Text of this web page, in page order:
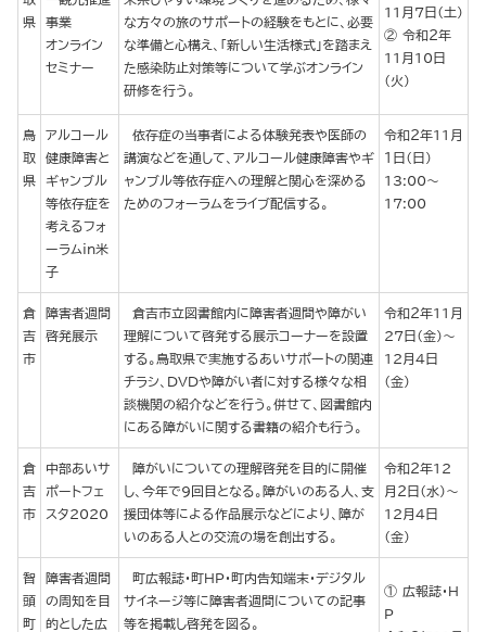
県
事業
オンライン
セミナー
な方々の旅のサポートの経験をもとに、必要
な準備と心構え、「新しい生活様式」を踏まえ
た感染防止対策等について学ぶオンライン
研修を行う。
11月７日（土）
令和２年
11月10日
（火）
鳥
取
県
アルコール
健康障害と
ギャンブル
等依存症を
考えるフォ
ーラムin米
子
依存症の当事者による体験発表や医師の
講演などを通して、アルコール健康障害やギ
ャンブル等依存症への理解と関心を深める
ためのフォーラムをライブ配信する。
令和２年11月
１日（日）
13:00～
17:00
倉
吉
市
障害者週間
啓発展示
倉吉市立図書館内に障害者週間や障がい
理解について啓発する展示コーナーを設置
する。鳥取県で実施するあいサポートの関連
チラシ、DVDや障がい者に対する様々な相
談機関の紹介などを行う。併せて、図書館内
にある障がいに関する書籍の紹介も行う。
令和２年11月
27日（金）～
12月４日
（金）
倉
吉
市
中部あいサ
ポートフェ
スタ2020
障がいについての理解啓発を目的に開催
し、今年で9回目となる。障がいのある人、支
援団体等による作品展示などにより、障が
いのある人との交流の場を創出する。
令和２年12
月２日（水）～
12月４日
（金）
智
頭
町
障害者週間
の周知を目
的とした広
町広報誌・町ＨＰ・町内告知端末・デジタル
サイネージ等に障害者週間についての記事
等を掲載し啓発を図る。
広報誌・Ｈ
Ｐ